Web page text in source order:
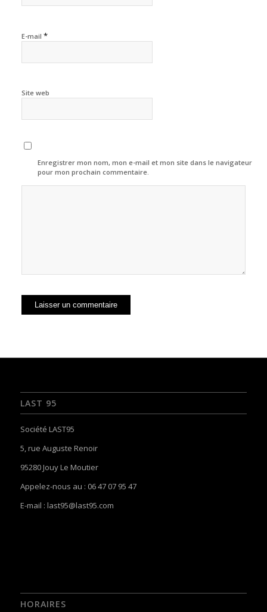
E-mail *
Site web
Enregistrer mon nom, mon e-mail et mon site dans le navigateur
pour mon prochain commentaire.
LAST 95
Société LAST95
5, rue Auguste Renoir
95280 Jouy Le Moutier
Appelez-nous au : 06 47 07 95 47
E-mail : last95@last95.com
HORAIRES